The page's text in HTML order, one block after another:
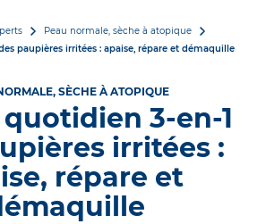
Peau normale, sèche à atopique
paupières irritées : apaise, répare et démaquille
SÈCHE À ATOPIQUE
3-en-1
irritées :
répare et